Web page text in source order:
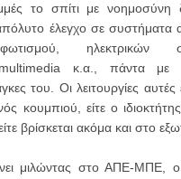
το σπίτι με νοημοσύνη
έλεγχο σε συστήματα
ηλεκτρικών
multimedia κ.α., πάντα με
του. Οι λειτουργίες αυτές
κουμπιού, είτε ο ιδιοκτήτης
βρίσκεται ακόμα και στο
μιλώντας στο ΑΠΕ-ΜΠΕ, ο